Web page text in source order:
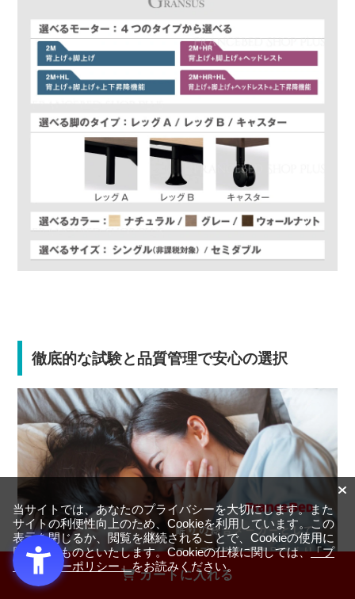
カートに入れる
徹底的な試験と品質管理で安心の選択
当サイトでは、あなたのプライバシーを大切にします。また
サイトの利便性向上のため、Cookieを利用しています。この
表示を閉じるか、閲覧を継続されることで、Cookieの使用に
同意するものといたします。Cookieの仕様に関しては、「プ
ライバシーポリシー」をお読みください。